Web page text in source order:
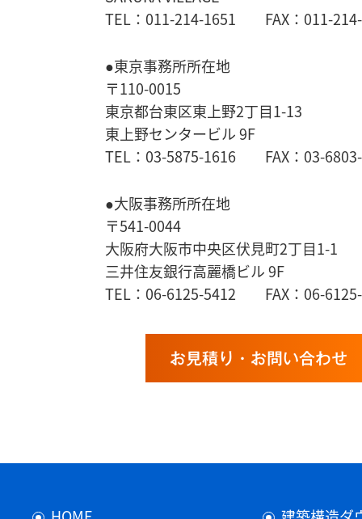
TEL：011-214-1651 FAX：011-
●東京事務所所在地
〒110-0015
東京都台東区東上野2丁目1-13
東上野センタービル 9F
TEL：03-5875-1616 FAX：03-
●大阪事務所所在地
〒541-0044
大阪府大阪市中央区伏見町2丁目1-1
三井住友銀行高麗橋ビル 9F
TEL：06-6125-5412 FAX：06-
お見積り・お問い合わせ